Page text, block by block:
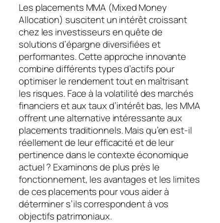
Les placements MMA (Mixed Money
Allocation) suscitent un intérêt croissant
chez les investisseurs en quête de
solutions d’épargne diversifiées et
performantes. Cette approche innovante
combine différents types d’actifs pour
optimiser le rendement tout en maîtrisant
les risques. Face à la volatilité des marchés
financiers et aux taux d’intérêt bas, les MMA
offrent une alternative intéressante aux
placements traditionnels. Mais qu’en est-il
réellement de leur efficacité et de leur
pertinence dans le contexte économique
actuel ? Examinons de plus près le
fonctionnement, les avantages et les limites
de ces placements pour vous aider à
déterminer s’ils correspondent à vos
objectifs patrimoniaux.